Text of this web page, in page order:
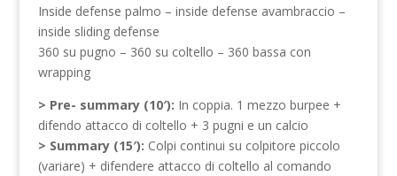
Inside defense palmo – inside defense avambraccio –
inside sliding defense
360 su pugno – 360 su coltello – 360 bassa con
wrapping
> Pre- summary (10′): In coppia. 1 mezzo burpee +
difendo attacco di coltello + 3 pugni e un calcio
> Summary (15′): Colpi continui su colpitore piccolo
(variare) + difendere attacco di coltello al comando